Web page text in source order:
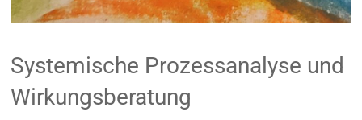
Systemische Prozessanalyse und
Wirkungsberatung